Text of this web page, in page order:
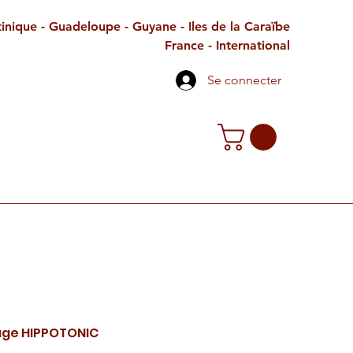
- Guadeloupe - Guyane - Iles de la Caraïbe
France - International
Se connecter
HIPPOTONIC